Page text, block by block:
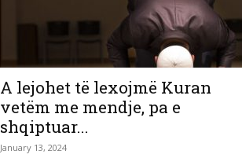
feja
islame
A lejohet të lexojmë Kuran
vetëm me mendje, pa e
shqiptuar...
January 13, 2024